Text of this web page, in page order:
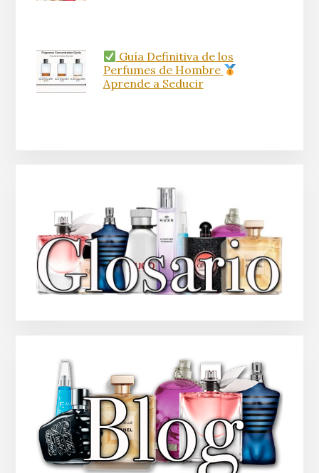
Guía Definitiva de los
Perfumes de Hombre
Aprende a Seducir